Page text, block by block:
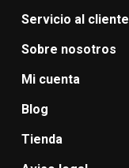
Servicio al cliente
Sobre nosotros
Mi cuenta
Blog
Tienda